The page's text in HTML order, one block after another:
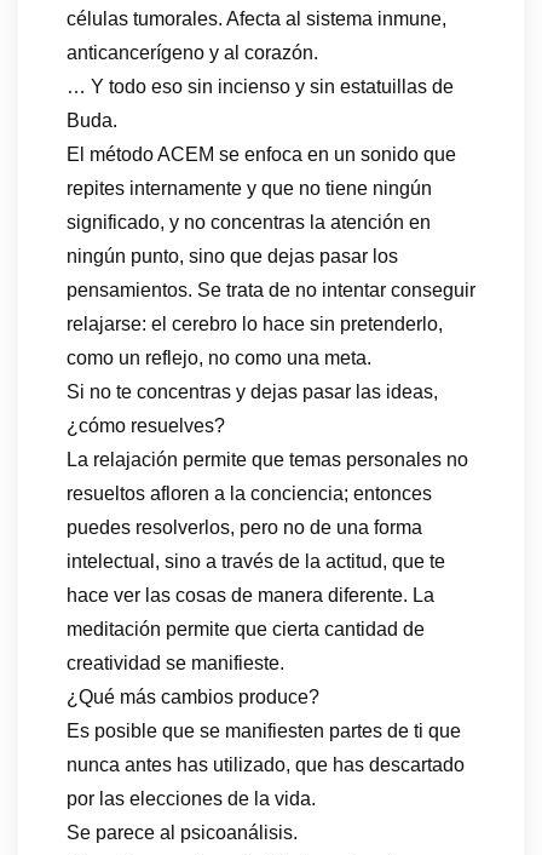
células tumorales. Afecta al sistema inmune,
anticancerígeno y al corazón.
… Y todo eso sin incienso y sin estatuillas de
Buda.
El método ACEM se enfoca en un sonido que
repites internamente y que no tiene ningún
significado, y no concentras la atención en
ningún punto, sino que dejas pasar los
pensamientos. Se trata de no intentar conseguir
relajarse: el cerebro lo hace sin pretenderlo,
como un reflejo, no como una meta.
Si no te concentras y dejas pasar las ideas,
¿cómo resuelves?
La relajación permite que temas personales no
resueltos afloren a la conciencia; entonces
puedes resolverlos, pero no de una forma
intelectual, sino a través de la actitud, que te
hace ver las cosas de manera diferente. La
meditación permite que cierta cantidad de
creatividad se manifieste.
¿Qué más cambios produce?
Es posible que se manifiesten partes de ti que
nunca antes has utilizado, que has descartado
por las elecciones de la vida.
Se parece al psicoanálisis.